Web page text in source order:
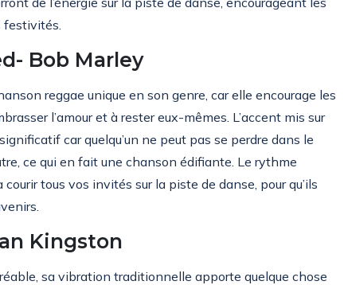
festivités.
Bob Marley
reggae unique en son genre, car elle encourage les
l’amour et à rester eux-mêmes. L’accent mis sur
car quelqu’un ne peut pas se perdre dans le
ce qui en fait une chanson édifiante. Le rythme
tous vos invités sur la piste de danse, pour qu’ils
Kingston
sa vibration traditionnelle apporte quelque chose